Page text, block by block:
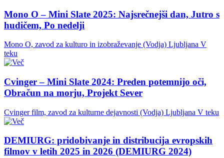
Mono O – Mini Slate 2025: Najsrečnejši dan, Jutro s
hudičem, Po nedelji
Mono O, zavod za kulturo in izobraževanje (Vodja) Ljubljana V
teku
Cvinger – Mini Slate 2024: Preden potemnijo oči,
Obračun na morju, Projekt Sever
Cvinger film, zavod za kulturne dejavnosti (Vodja) Ljubljana V teku
DEMIURG: pridobivanje in distribucija evropskih
filmov v letih 2025 in 2026 (DEMIURG 2024)